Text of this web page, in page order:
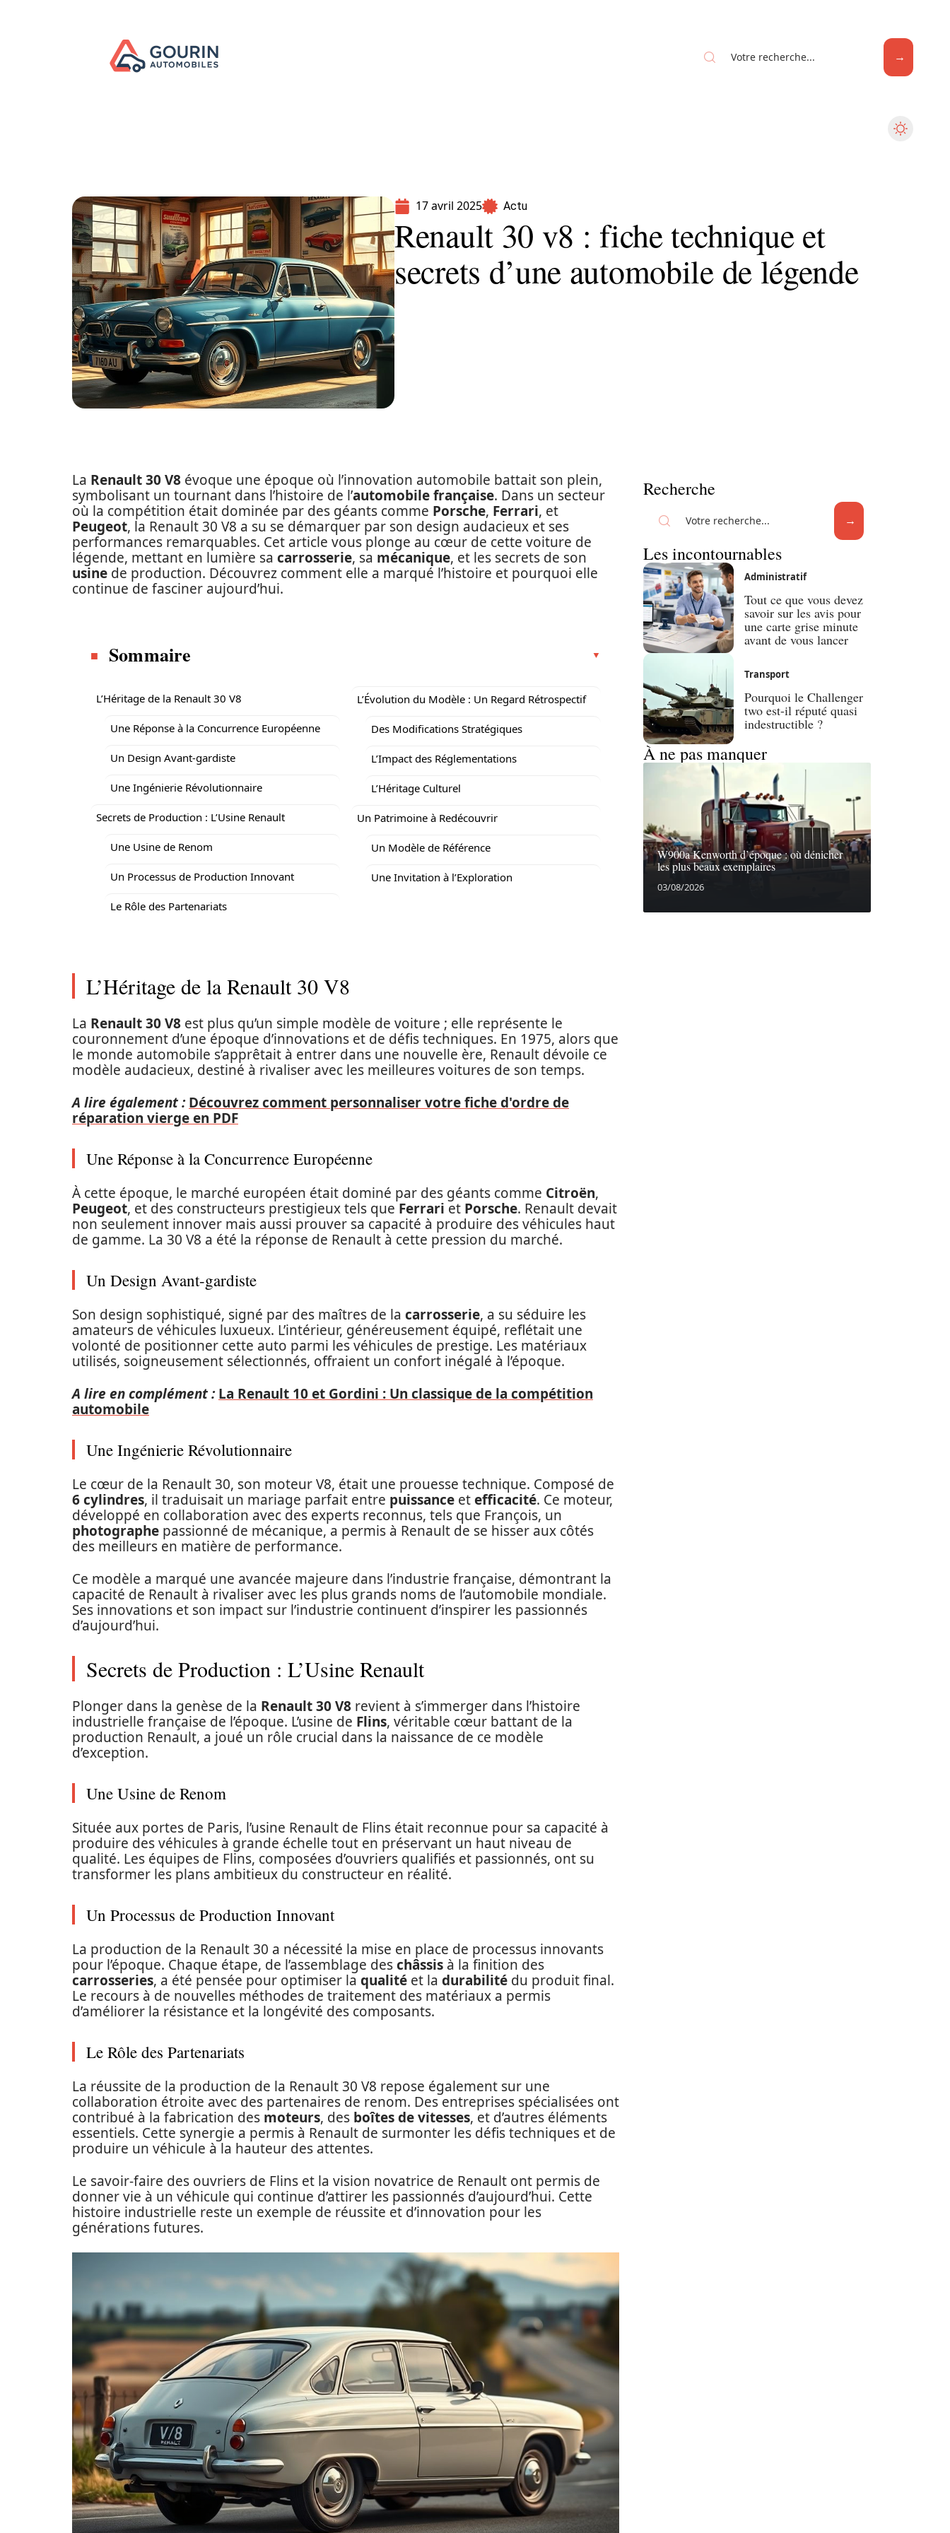
17 avril 2025 Actu
Renault 30 v8 : fiche technique et
secrets d’une automobile de légende
La Renault 30 V8 évoque une époque où l’innovation automobile battait son plein,
symbolisant un tournant dans l’histoire de l’automobile française. Dans un secteur
où la compétition était dominée par des géants comme Porsche, Ferrari, et
Peugeot, la Renault 30 V8 a su se démarquer par son design audacieux et ses
performances remarquables. Cet article vous plonge au cœur de cette voiture de
légende, mettant en lumière sa carrosserie, sa mécanique, et les secrets de son
usine de production. Découvrez comment elle a marqué l’histoire et pourquoi elle
continue de fasciner aujourd’hui.
Sommaire
L’Héritage de la Renault 30 V8
Une Réponse à la Concurrence Européenne
Un Design Avant-gardiste
Une Ingénierie Révolutionnaire
Secrets de Production : L’Usine Renault
Une Usine de Renom
Un Processus de Production Innovant
Le Rôle des Partenariats
L’Évolution du Modèle : Un Regard Rétrospectif
Des Modifications Stratégiques
L’Impact des Réglementations
L’Héritage Culturel
Un Patrimoine à Redécouvrir
Un Modèle de Référence
Une Invitation à l’Exploration
L’Héritage de la Renault 30 V8
La Renault 30 V8 est plus qu’un simple modèle de voiture ; elle représente le
couronnement d’une époque d’innovations et de défis techniques. En 1975, alors que
le monde automobile s’apprêtait à entrer dans une nouvelle ère, Renault dévoile ce
modèle audacieux, destiné à rivaliser avec les meilleures voitures de son temps.
A lire également : Découvrez comment personnaliser votre fiche d'ordre de
réparation vierge en PDF
Une Réponse à la Concurrence Européenne
À cette époque, le marché européen était dominé par des géants comme Citroën,
Peugeot, et des constructeurs prestigieux tels que Ferrari et Porsche. Renault devait
non seulement innover mais aussi prouver sa capacité à produire des véhicules haut
de gamme. La 30 V8 a été la réponse de Renault à cette pression du marché.
Un Design Avant-gardiste
Son design sophistiqué, signé par des maîtres de la carrosserie, a su séduire les
amateurs de véhicules luxueux. L’intérieur, généreusement équipé, reflétait une
volonté de positionner cette auto parmi les véhicules de prestige. Les matériaux
utilisés, soigneusement sélectionnés, offraient un confort inégalé à l’époque.
A lire en complément : La Renault 10 et Gordini : Un classique de la compétition
automobile
Une Ingénierie Révolutionnaire
Le cœur de la Renault 30, son moteur V8, était une prouesse technique. Composé de
6 cylindres, il traduisait un mariage parfait entre puissance etefficacité. Ce moteur,
développé en collaboration avec des experts reconnus, tels que François, un
photographe passionné de mécanique, a permis à Renault de se hisser aux côtés
des meilleurs en matière de performance.
Ce modèle a marqué une avancée majeure dans l’industrie française, démontrant la
capacité de Renault à rivaliser avec les plus grands noms de l’automobile mondiale.
Ses innovations et son impact sur l’industrie continuent d’inspirer les passionnés
d’aujourd’hui.
Secrets de Production : L’Usine Renault
Plonger dans la genèse de la Renault 30 V8 revient à s’immerger dans l’histoire
industrielle française de l’époque. L’usine de Flins, véritable cœur battant de la
production Renault, a joué un rôle crucial dans la naissance de ce modèle
d’exception.
Une Usine de Renom
Située aux portes de Paris, l’usine Renault de Flins était reconnue pour sa capacité à
produire des véhicules à grande échelle tout en préservant un haut niveau de
qualité. Les équipes de Flins, composées d’ouvriers qualifiés et passionnés, ont su
transformer les plans ambitieux du constructeur en réalité.
Un Processus de Production Innovant
La production de la Renault 30 a nécessité la mise en place de processus innovants
pour l’époque. Chaque étape, de l’assemblage deschâssis à la finition des
carrosseries, a été pensée pour optimiser la qualité et la durabilité du produit final.
Le recours à de nouvelles méthodes de traitement des matériaux a permis
d’améliorer la résistance et la longévité des composants.
Le Rôle des Partenariats
La réussite de la production de la Renault 30 V8 repose également sur une
collaboration étroite avec des partenaires de renom. Des entreprises spécialisées ont
contribué à la fabrication des moteurs, des boîtes de vitesses, et d’autres éléments
essentiels. Cette synergie a permis à Renault de surmonter les défis techniques et de
produire un véhicule à la hauteur des attentes.
Le savoir-faire des ouvriers de Flins et la vision novatrice de Renault ont permis de
donner vie à un véhicule qui continue d’attirer les passionnés d’aujourd’hui. Cette
histoire industrielle reste un exemple de réussite et d’innovation pour les
générations futures.
Recherche
Les incontournables
Administratif
Tout ce que vous devez
savoir sur les avis pour
une carte grise minute
avant de vous lancer
Transport
Pourquoi le Challenger
two est-il réputé quasi
indestructible ?
À ne pas manquer
W900a Kenworth d’époque : où dénicher
les plus beaux exemplaires
03/08/2026